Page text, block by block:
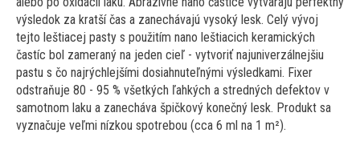
výsledok za kratší čas a zanechávajú vysoký lesk. Celý vývoj
tejto leštiacej pasty s použitím nano leštiacich keramických
častíc bol zameraný na jeden cieľ - vytvoriť najuniverzálnejšiu
pastu s čo najrýchlejšími dosiahnuteľnými výsledkami. Fixer
odstraňuje 80 - 95 % všetkých ľahkých a stredných defektov v
samotnom laku a zanecháva špičkový konečný lesk. Produkt sa
vyznačuje veľmi nízkou spotrebou (cca 6 ml na 1 m²).